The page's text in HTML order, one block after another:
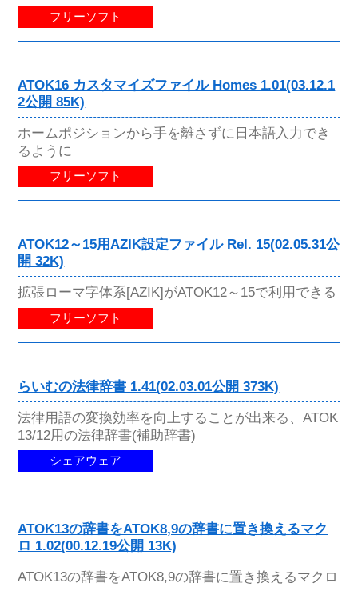
フリーソフト
ATOK16 カスタマイズファイル Homes 1.01(03.12.1
2公開 85K)
ホームポジションから手を離さずに日本語入力でき
るように
フリーソフト
ATOK12～15用AZIK設定ファイル Rel. 15(02.05.31公
開 32K)
拡張ローマ字体系[AZIK]がATOK12～15で利用できる
フリーソフト
らいむの法律辞書 1.41(02.03.01公開 373K)
法律用語の変換効率を向上することが出来る、ATOK
13/12用の法律辞書(補助辞書)
シェアウェア
ATOK13の辞書をATOK8,9の辞書に置き換えるマク
ロ 1.02(00.12.19公開 13K)
ATOK13の辞書をATOK8,9の辞書に置き換えるマクロ